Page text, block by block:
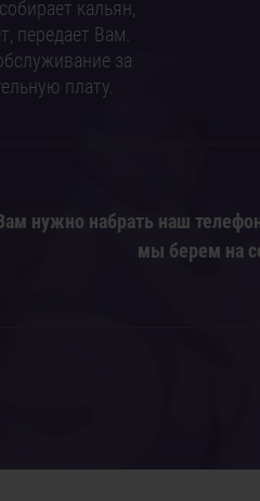
кальян,
передает Вам.
за
плату.
нужно набрать наш
мы берем на